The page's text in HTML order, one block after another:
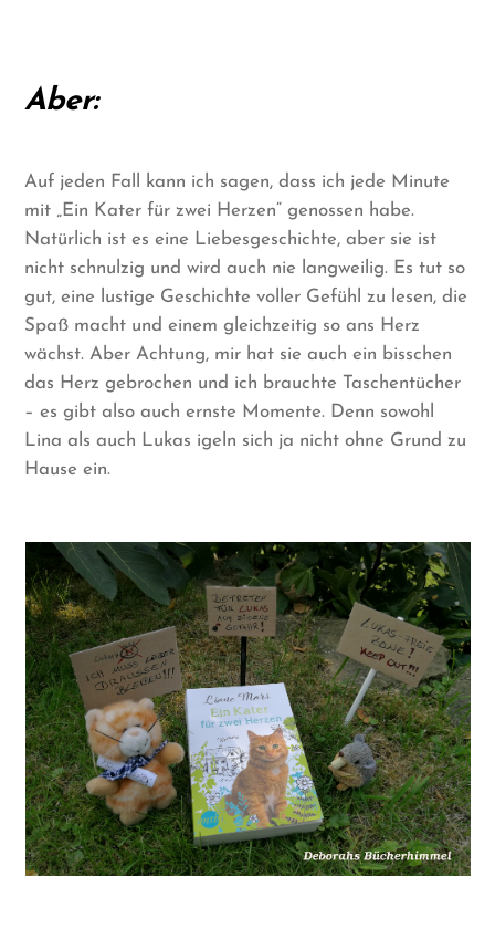
Aber:
Auf jeden Fall kann ich sagen, dass ich jede Minute
mit „Ein Kater für zwei Herzen“ genossen habe.
Natürlich ist es eine Liebesgeschichte, aber sie ist
nicht schnulzig und wird auch nie langweilig. Es tut so
gut, eine lustige Geschichte voller Gefühl zu lesen, die
Spaß macht und einem gleichzeitig so ans Herz
wächst. Aber Achtung, mir hat sie auch ein bisschen
das Herz gebrochen und ich brauchte Taschentücher
– es gibt also auch ernste Momente. Denn sowohl
Lina als auch Lukas igeln sich ja nicht ohne Grund zu
Hause ein.